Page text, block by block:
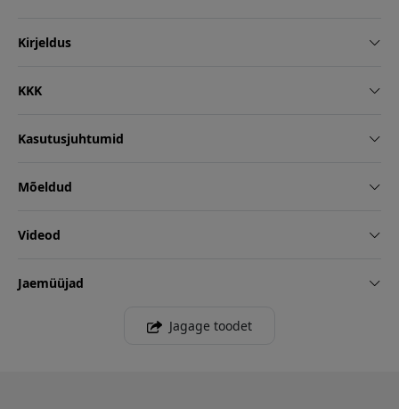
Kirjeldus
KKK
Kasutusjuhtumid
Mõeldud
Videod
Jaemüüjad
Jagage toodet